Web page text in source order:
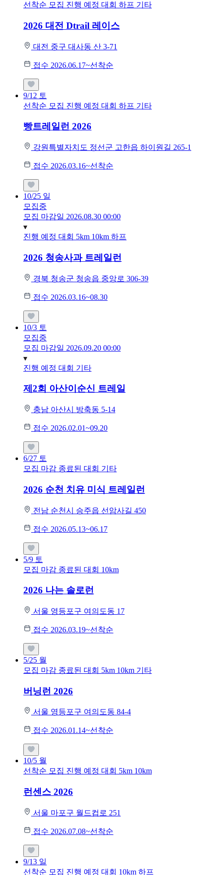
선착순 모집 진행 예정 대회 하프 기타
2026 대전 Dtrail 레이스
대전 중구 대사동 산 3-71
접수 2026.06.17~선착순
9/12 토
선착순 모집 진행 예정 대회 하프 기타
빵트레일런 2026
강원특별자치도 정선군 고한읍 하이원길 265-1
접수 2026.03.16~선착순
10/25 일
모집중
모집 마감일 2026.08.30 00:00
진행 예정 대회 5km 10km 하프
2026 청송사과 트레일런
경북 청송군 청송읍 중앙로 306-39
접수 2026.03.16~08.30
10/3 토
모집중
모집 마감일 2026.09.20 00:00
진행 예정 대회 기타
제2회 아산이순신 트레일
충남 아산시 방축동 5-14
접수 2026.02.01~09.20
6/27 토
모집 마감 종료된 대회 기타
2026 순천 치유 미식 트레일런
전남 순천시 승주읍 선암사길 450
접수 2026.05.13~06.17
5/9 토
모집 마감 종료된 대회 10km
2026 나는 솔로런
서울 영등포구 여의도동 17
접수 2026.03.19~선착순
5/25 월
모집 마감 종료된 대회 5km 10km 기타
버닝런 2026
서울 영등포구 여의도동 84-4
접수 2026.01.14~선착순
10/5 월
선착순 모집 진행 예정 대회 5km 10km
런센스 2026
서울 마포구 월드컵로 251
접수 2026.07.08~선착순
9/13 일
선착순 모집 진행 예정 대회 10km 하프